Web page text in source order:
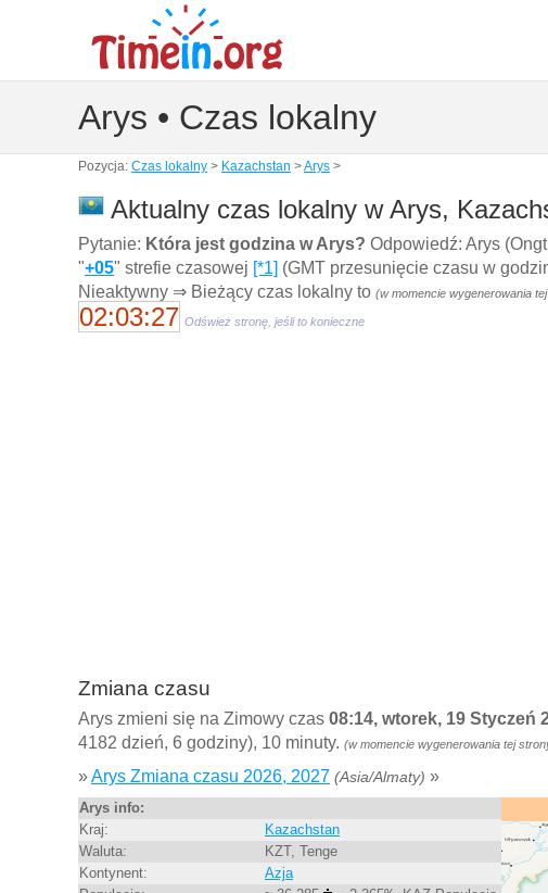
Arys • Czas lokalny
Pozycja: Czas lokalny > Kazachstan >Arys >
Aktualny czas lokalny w Arys,
Pytanie: Która jest godzina w Arys? Odpowiedź: Arys
"+05" strefie czasowej [*1] (GMT przesunięcie czasu w
Nieaktywny ⇒ Bieżący czas lokalny to (w momencie wygenerowania
02:03:28 Odśwież stronę, jeśli to konieczne
Zmiana czasu
Arys zmieni się na Zimowy czas 08:14, wtorek, 19 Styczeń
4182 dzień, 6 godziny), 10 minuty. (w momencie wygenerowania tej
»Arys Zmiana czasu 2026, 2027 (Asia/Almaty) »
Arys info:
Kraj:
Kazachstan
Waluta:
KZT, Tenge
Kontynent:
Azja